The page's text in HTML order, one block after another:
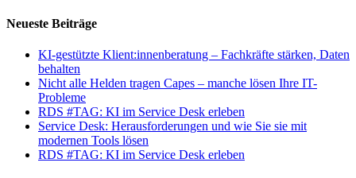
Supports
jetzt
handeln
lässt
Neueste Beiträge
KI-gestützte Klient:innenberatung – Fachkräfte stärken, Daten
behalten
Nicht alle Helden tragen Capes – manche lösen Ihre IT-
Probleme
RDS #TAG: KI im Service Desk erleben
Service Desk: Herausforderungen und wie Sie sie mit
modernen Tools lösen
RDS #TAG: KI im Service Desk erleben